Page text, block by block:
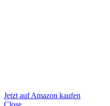
Jetzt auf Amazon kaufen